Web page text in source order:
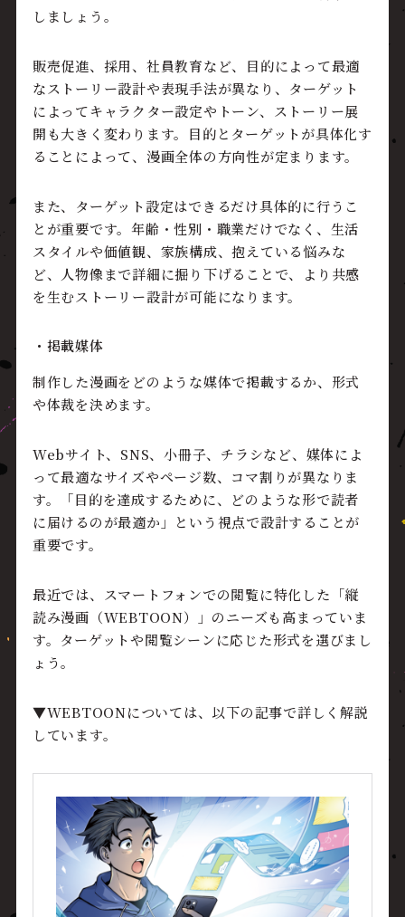
しましょう。
販売促進、採用、社員教育など、目的によって最適
なストーリー設計や表現手法が異なり、ターゲット
によってキャラクター設定やトーン、ストーリー展
開も大きく変わります。目的とターゲットが具体化す
ることによって、漫画全体の方向性が定まります。
また、ターゲット設定はできるだけ具体的に行うこ
とが重要です。年齢・性別・職業だけでなく、生活
スタイルや価値観、家族構成、抱えている悩みな
ど、人物像まで詳細に掘り下げることで、より共感
を生むストーリー設計が可能になります。
・掲載媒体
制作した漫画をどのような媒体で掲載するか、形式
や体裁を決めます。
Webサイト、SNS、小冊子、チラシなど、媒体によ
って最適なサイズやページ数、コマ割りが異なりま
す。「目的を達成するために、どのような形で読者
に届けるのが最適か」という視点で設計することが
重要です。
最近では、スマートフォンでの閲覧に特化した「縦
読み漫画（WEBTOON）」のニーズも高まっていま
す。ターゲットや閲覧シーンに応じた形式を選びまし
ょう。
▼WEBTOONについては、以下の記事で詳しく解説
しています。